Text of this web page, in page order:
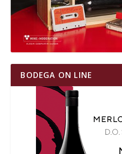
BODEGA ON LINE